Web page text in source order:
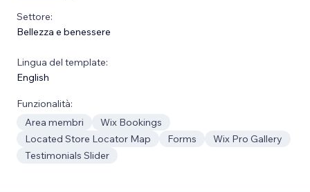
Settore:
Bellezza e benessere
Lingua del template:
English
Funzionalità:
Area membri
Wix Bookings
Located Store Locator Map
Forms
Wix Pro Gallery
Testimonials Slider